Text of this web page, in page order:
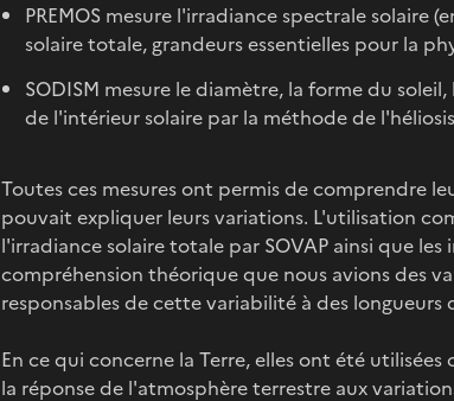
PREMOS mesure l'irradiance spectrale
solaire totale, grandeurs essentielles pour la
SODISM mesure le diamètre, la forme du
de l'intérieur solaire par la méthode de
Toutes ces mesures ont permis de comprendre
pouvait expliquer leurs variations. L'utilisation
l'irradiance solaire totale par SOVAP ainsi que
compréhension théorique que nous avions des
responsables de cette variabilité à des longueurs
En ce qui concerne la Terre, elles ont été
la réponse de l'atmosphère terrestre aux